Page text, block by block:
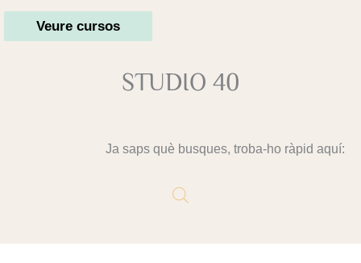
Veure cursos
STUDIO 40
Ja saps què busques, troba-ho ràpid aquí: